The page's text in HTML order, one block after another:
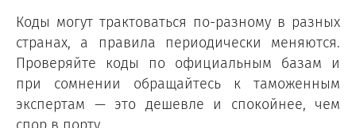
Коды могут трактоваться по-разному в разных
странах, а правила периодически меняются.
Проверяйте коды по официальным базам и
при сомнении обращайтесь к таможенным
экспертам — это дешевле и спокойнее, чем